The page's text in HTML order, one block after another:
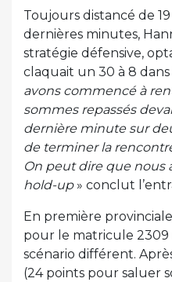
Toujours distancé de
dernières minutes,
stratégie défensive,
claquait un 30 à 8
avons commencé à
sommes repassés
dernière minute sur
de terminer la
On peut dire que nous
hold-up» conclut
En première
pour le matricule 2309
scénario différent.
(24 points pour saluer